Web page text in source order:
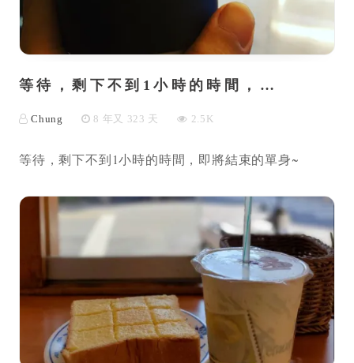
等待，剩下不到1小時的時間，…
Chung 8 年又 323 天 2.5K
等待，剩下不到1小時的時間，即將結束的單身~